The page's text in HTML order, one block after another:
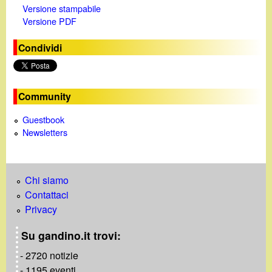
e
Versione stampabile
Versione PDF
Condividi
Community
Guestbook
Newsletters
Chi siamo
Contattaci
Privacy
Su gandino.it trovi:
- 2720 notizie